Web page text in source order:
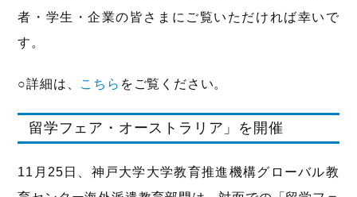
者・学生・企業の皆さまにご覧いただければ幸いで
す。
○詳細は、 こちら をご覧ください。
留学フェア・オーストラリア」を開催
11月25日、神戸大学大学教育推進機構グローバル教